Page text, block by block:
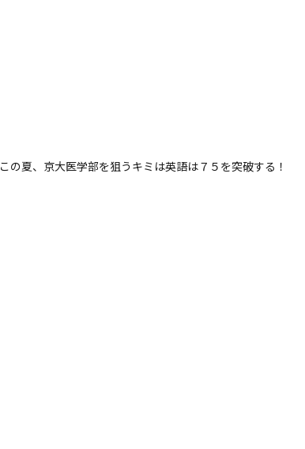
この夏、京大医学部を狙うキミは英語は７５を突破する！